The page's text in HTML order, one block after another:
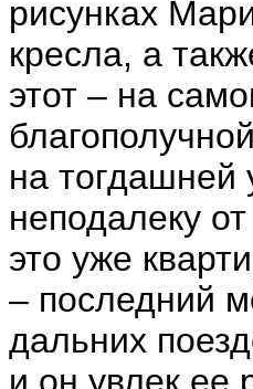
рисунках
кресла, а
этот – на
на тогдашней
неподалеку
это уже
– последний
дальних